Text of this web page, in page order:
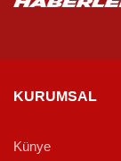
KURUMSAL
Künye